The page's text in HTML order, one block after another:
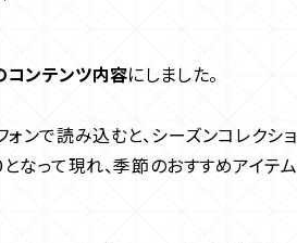
コンテンツ内容にしました。
ンで読み込むと、シーズンコレクショ
なって現れ、季節のおすすめアイテム